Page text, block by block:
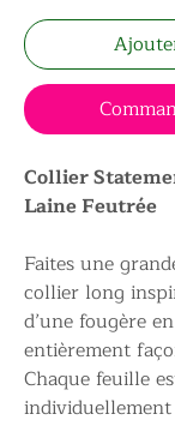
Collier
Laine Feutrée
Faites une
collier long
d’une fougère
entièrement
Chaque feuille